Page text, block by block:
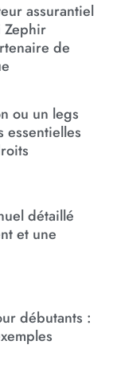
assurantiel
de
ou un legs
essentielles
détaillé
et une
débutants :